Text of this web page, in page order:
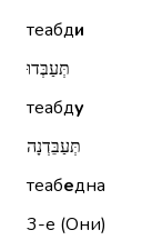
теабди
תְּעַבְּדוּ
теабду
תְּעַבֵּדְנָה
теабедна
3-е (Они)